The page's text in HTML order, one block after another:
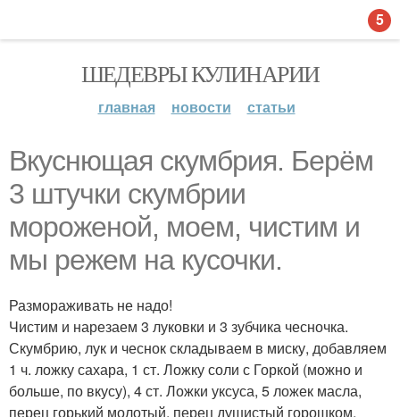
ШЕДЕВРЫ КУЛИНАРИИ
главная новости статьи
Вкуснющая скумбрия. Берём
3 штучки скумбрии
мороженой, моем, чистим и
мы режем на кусочки.
Размораживать не надо!
Чистим и нарезаем 3 луковки и 3 зубчика чесночка.
Скумбрию, лук и чеснок складываем в миску, добавляем
1 ч. ложку сахара, 1 ст. Ложку соли с Горкой (можно и
больше, по вкусу), 4 ст. Ложки уксуса, 5 ложек масла,
перец горький молотый, перец душистый горошком,
5